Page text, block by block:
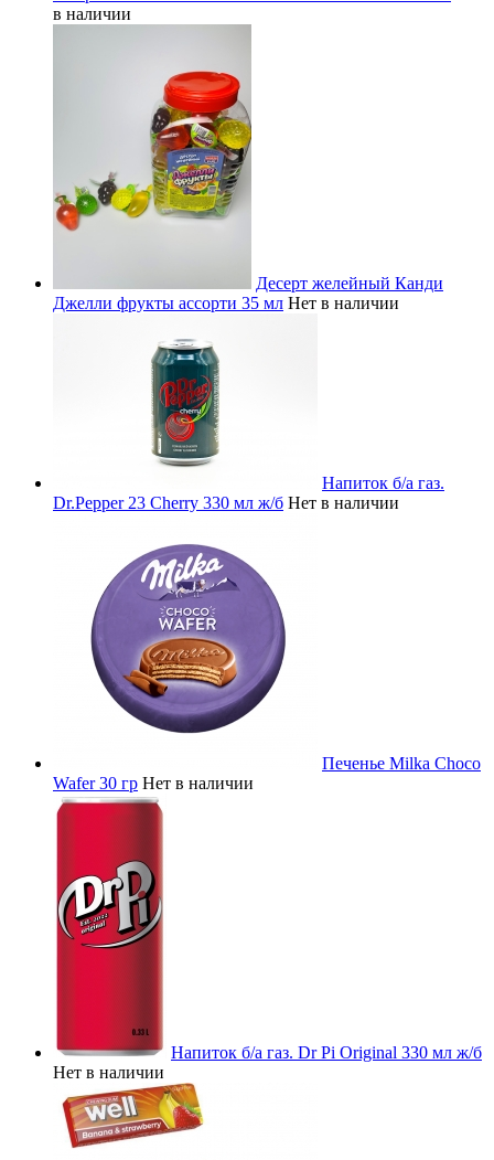
в наличии
Десерт желейный Канди
Джелли фрукты ассорти 35 мл Нет в наличии
Напиток б/а газ.
Dr.Pepper 23 Cherry 330 мл ж/б Нет в наличии
Печенье Milka Choco
Wafer 30 гр Нет в наличии
Напиток б/а газ. Dr Pi Original 330 мл ж/б
Нет в наличии